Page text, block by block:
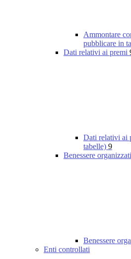
Ammontare
pubblicare in
Dati relativi ai premi
Dati relativi ai
tabelle) 9
Benessere
Benessere
Enti controllati